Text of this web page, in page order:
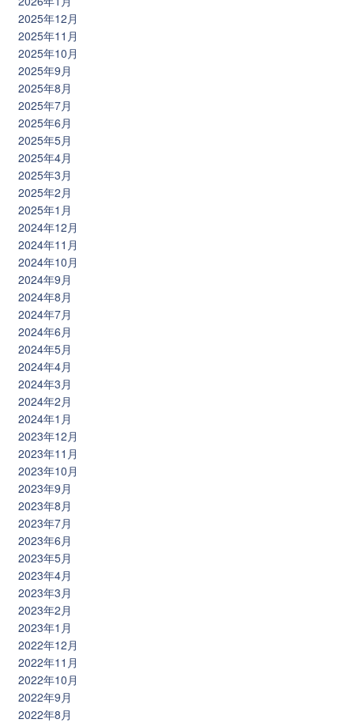
2025年12月
2025年11月
2025年10月
2025年9月
2025年8月
2025年7月
2025年6月
2025年5月
2025年4月
2025年3月
2025年2月
2025年1月
2024年12月
2024年11月
2024年10月
2024年9月
2024年8月
2024年7月
2024年6月
2024年5月
2024年4月
2024年3月
2024年2月
2024年1月
2023年12月
2023年11月
2023年10月
2023年9月
2023年8月
2023年7月
2023年6月
2023年5月
2023年4月
2023年3月
2023年2月
2023年1月
2022年12月
2022年11月
2022年10月
2022年9月
2022年8月